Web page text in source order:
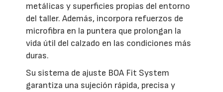
metálicas y superficies propias del entorno
del taller. Además, incorpora refuerzos de
microfibra en la puntera que prolongan la
vida útil del calzado en las condiciones más
duras.
Su sistema de ajuste BOA Fit System
garantiza una sujeción rápida, precisa y